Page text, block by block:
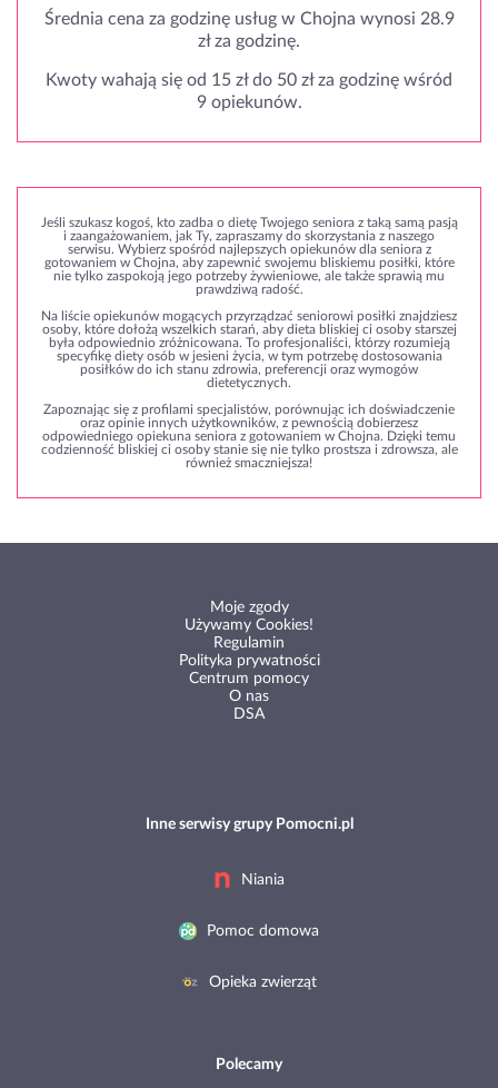
Średnia cena za godzinę usług w Chojna wynosi 28.9
zł za godzinę.
Kwoty wahają się od 15 zł do 50 zł za godzinę wśród
9 opiekunów.
Jeśli szukasz kogoś, kto zadba o dietę Twojego seniora z taką samą pasją
i zaangażowaniem, jak Ty, zapraszamy do skorzystania z naszego
serwisu. Wybierz spośród najlepszych opiekunów dla seniora z
gotowaniem w Chojna, aby zapewnić swojemu bliskiemu posiłki, które
nie tylko zaspokoją jego potrzeby żywieniowe, ale także sprawią mu
prawdziwą radość.
Na liście opiekunów mogących przyrządzać seniorowi posiłki znajdziesz
osoby, które dołożą wszelkich starań, aby dieta bliskiej ci osoby starszej
była odpowiednio zróżnicowana. To profesjonaliści, którzy rozumieją
specyfikę diety osób w jesieni życia, w tym potrzebę dostosowania
posiłków do ich stanu zdrowia, preferencji oraz wymogów
dietetycznych.
Zapoznając się z profilami specjalistów, porównując ich doświadczenie
oraz opinie innych użytkowników, z pewnością dobierzesz
odpowiedniego opiekuna seniora z gotowaniem w Chojna. Dzięki temu
codzienność bliskiej ci osoby stanie się nie tylko prostsza i zdrowsza, ale
również smaczniejsza!
Moje zgody
Używamy Cookies!
Regulamin
Polityka prywatności
Centrum pomocy
O nas
DSA
Inne serwisy grupy Pomocni.pl
Niania
Pomoc domowa
Opieka zwierząt
Polecamy